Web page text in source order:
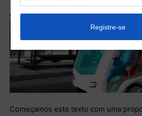
Começamos este texto com uma